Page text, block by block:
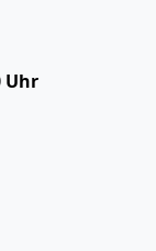
Uhr